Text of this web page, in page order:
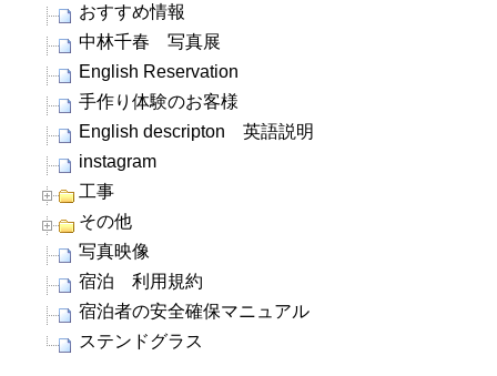
おすすめ情報
中林千春 写真展
English Reservation
手作り体験のお客様
English descripton 英語説明
instagram
工事
その他
写真映像
宿泊 利用規約
宿泊者の安全確保マニュアル
ステンドグラス